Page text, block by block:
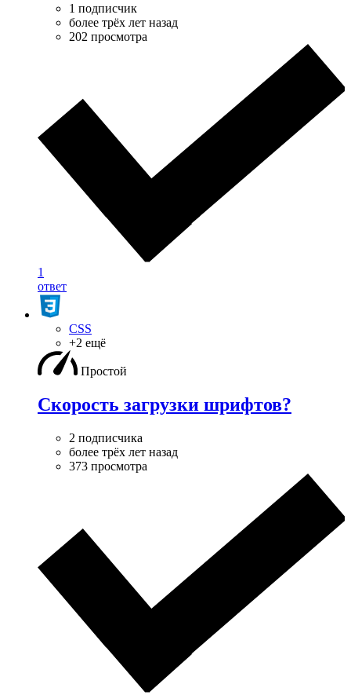
1 подписчик
более трёх лет назад
202 просмотра
1
ответ
CSS
+2 ещё
Простой
Скорость загрузки шрифтов?
2 подписчика
более трёх лет назад
373 просмотра